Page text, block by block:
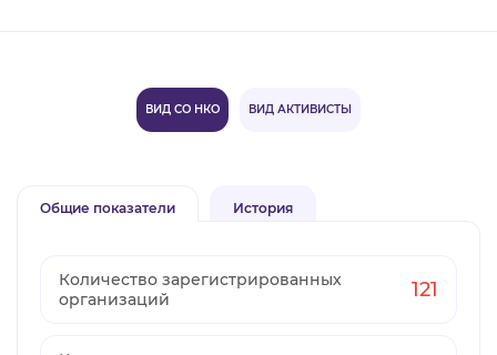
ВИД СО НКО ВИД АКТИВИСТЫ
Общие показатели История
Количество зарегистрированных
организаций
121